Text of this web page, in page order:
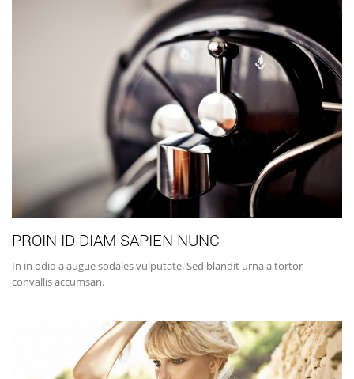
PROIN ID DIAM SAPIEN NUNC
In in odio a augue sodales vulputate. Sed blandit urna a tortor
convallis accumsan.